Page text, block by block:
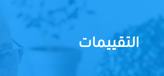
التقييمات